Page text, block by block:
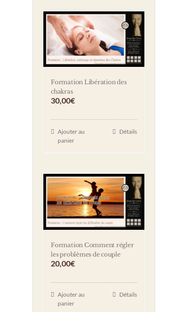
Formation Libération des
chakras
30,00€
Ajouter au
panier
Détails
Formation Comment régler
les problèmes de couple
20,00€
Ajouter au
panier
Détails